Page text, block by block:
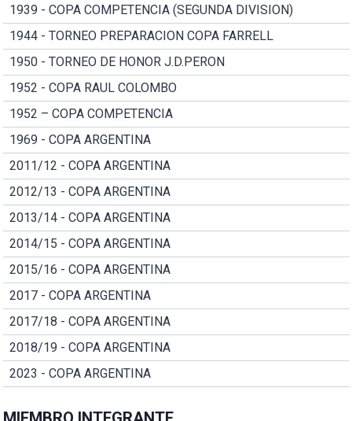
1939 - COPA COMPETENCIA (SEGUNDA DIVISION)
1944 - TORNEO PREPARACION COPA FARRELL
1950 - TORNEO DE HONOR J.D.PERON
1952 - COPA RAUL COLOMBO
1952 – COPA COMPETENCIA
1969 - COPA ARGENTINA
2011/12 - COPA ARGENTINA
2012/13 - COPA ARGENTINA
2013/14 - COPA ARGENTINA
2014/15 - COPA ARGENTINA
2015/16 - COPA ARGENTINA
2017 - COPA ARGENTINA
2017/18 - COPA ARGENTINA
2018/19 - COPA ARGENTINA
2023 - COPA ARGENTINA